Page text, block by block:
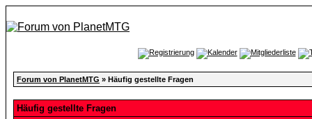
Forum von PlanetMTG » Häufig gestellte Fragen
Häufig gestellte Fragen